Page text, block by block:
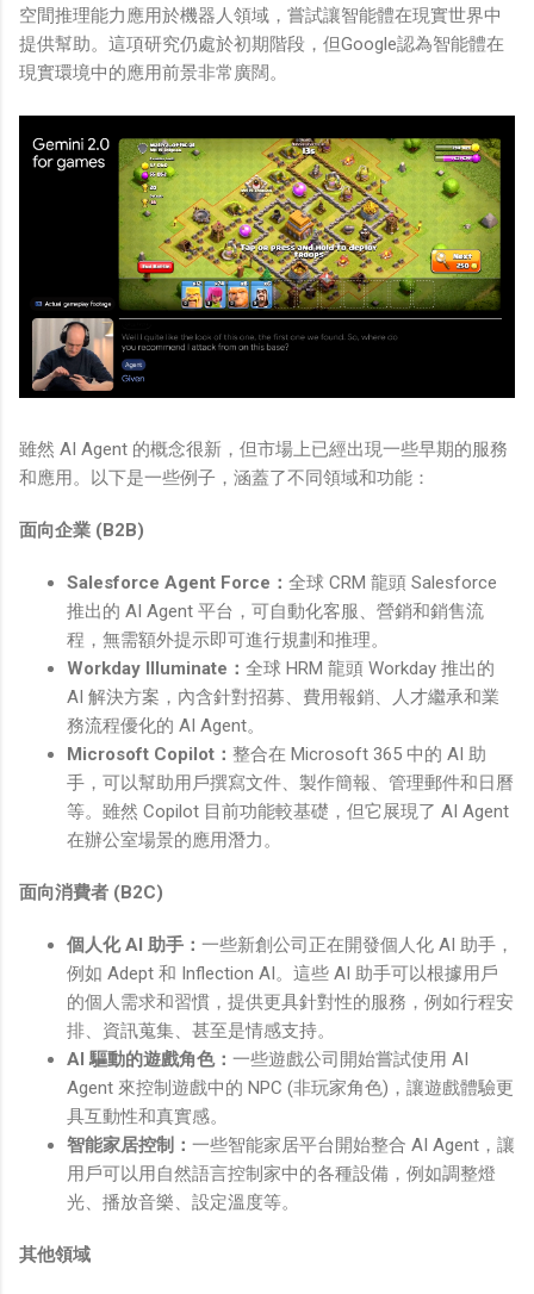
空間推理能力應用於機器人領域，嘗試讓智能體在現實世界中
提供幫助。這項研究仍處於初期階段，但Google認為智能體在
現實環境中的應用前景非常廣闊。
雖然 AI Agent 的概念很新，但市場上已經出現一些早期的服務
和應用。以下是一些例子，涵蓋了不同領域和功能：
面向企業 (B2B)
Salesforce Agent Force ： 全球 CRM 龍頭 Salesforce
推出的 AI Agent 平台，可自動化客服、營銷和銷售流
程，無需額外提示即可進行規劃和推理。
Workday Illuminate ： 全球 HRM 龍頭 Workday 推出的
AI 解決方案，內含針對招募、費用報銷、人才繼承和業
務流程優化的 AI Agent。
Microsoft Copilot ： 整合在 Microsoft 365 中的 AI 助
手，可以幫助用戶撰寫文件、製作簡報、管理郵件和日曆
等。雖然 Copilot 目前功能較基礎，但它展現了 AI Agent
在辦公室場景的應用潛力。
面向消費者 (B2C)
個人化 AI 助手 ： 一些新創公司正在開發個人化 AI 助手，
例如 Adept 和 Inflection AI。這些 AI 助手可以根據用戶
的個人需求和習慣，提供更具針對性的服務，例如行程安
排、資訊蒐集、甚至是情感支持。
AI 驅動的遊戲角色： 一些遊戲公司開始嘗試使用 AI
Agent 來控制遊戲中的 NPC (非玩家角色)，讓遊戲體驗更
具互動性和真實感。
智能家居控制 ： 一些智能家居平台開始整合 AI Agent，讓
用戶可以用自然語言控制家中的各種設備，例如調整燈
光、播放音樂、設定溫度等。
其他領域